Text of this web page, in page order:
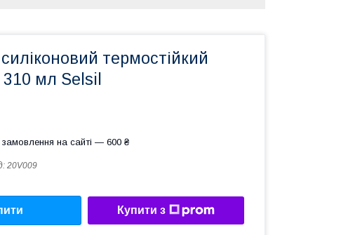
термостійкий
мл Selsil
на сайті — 600 ₴
20V009
Купити з